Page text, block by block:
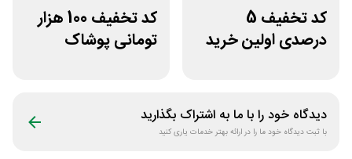
کد تخفیف 5
درصدی اولین خرید
کد تخفیف 100 هزار
تومانی پوشاک
دیدگاه خود را با ما به اشتراک بگذارید
با ثبت دیدگاه خود ما را در ارائه بهتر خدمات یاری کنید